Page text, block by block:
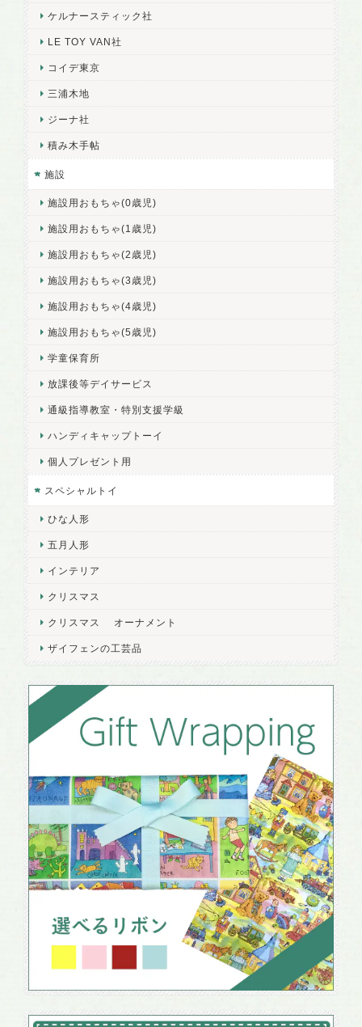
ケルナースティック社
LE TOY VAN社
コイデ東京
三浦木地
ジーナ社
積み木手帖
施設
施設用おもちゃ(0歳児)
施設用おもちゃ(1歳児)
施設用おもちゃ(2歳児)
施設用おもちゃ(3歳児)
施設用おもちゃ(4歳児)
施設用おもちゃ(5歳児)
学童保育所
放課後等デイサービス
通級指導教室・特別支援学級
ハンディキャップトーイ
個人プレゼント用
スペシャルトイ
ひな人形
五月人形
インテリア
クリスマス
クリスマス オーナメント
ザイフェンの工芸品